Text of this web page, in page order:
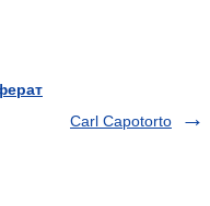
Carl Capotorto